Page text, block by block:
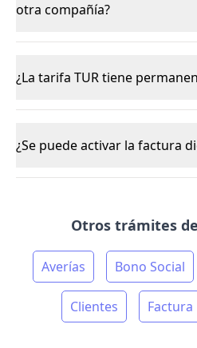
otra compañía?
¿La tarifa TUR tiene
¿Se puede activar la factura
Otros trámites
Averías Bono Social
Clientes Factura